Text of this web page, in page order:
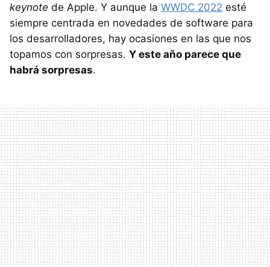
keynote de Apple. Y aunque la WWDC 2022 esté
siempre centrada en novedades de software para
los desarrolladores, hay ocasiones en las que nos
topamos con sorpresas. Y este año parece que
habrá sorpresas.